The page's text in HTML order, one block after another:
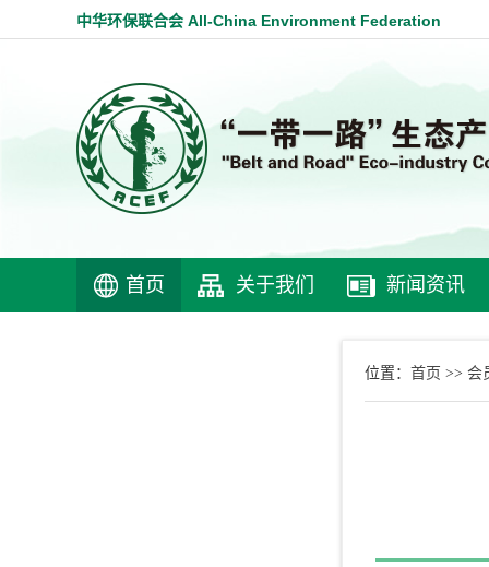
中华环保联合会 All-China Environment Federation
首页 关于我们 新闻资讯
位置： 首页 >> 会